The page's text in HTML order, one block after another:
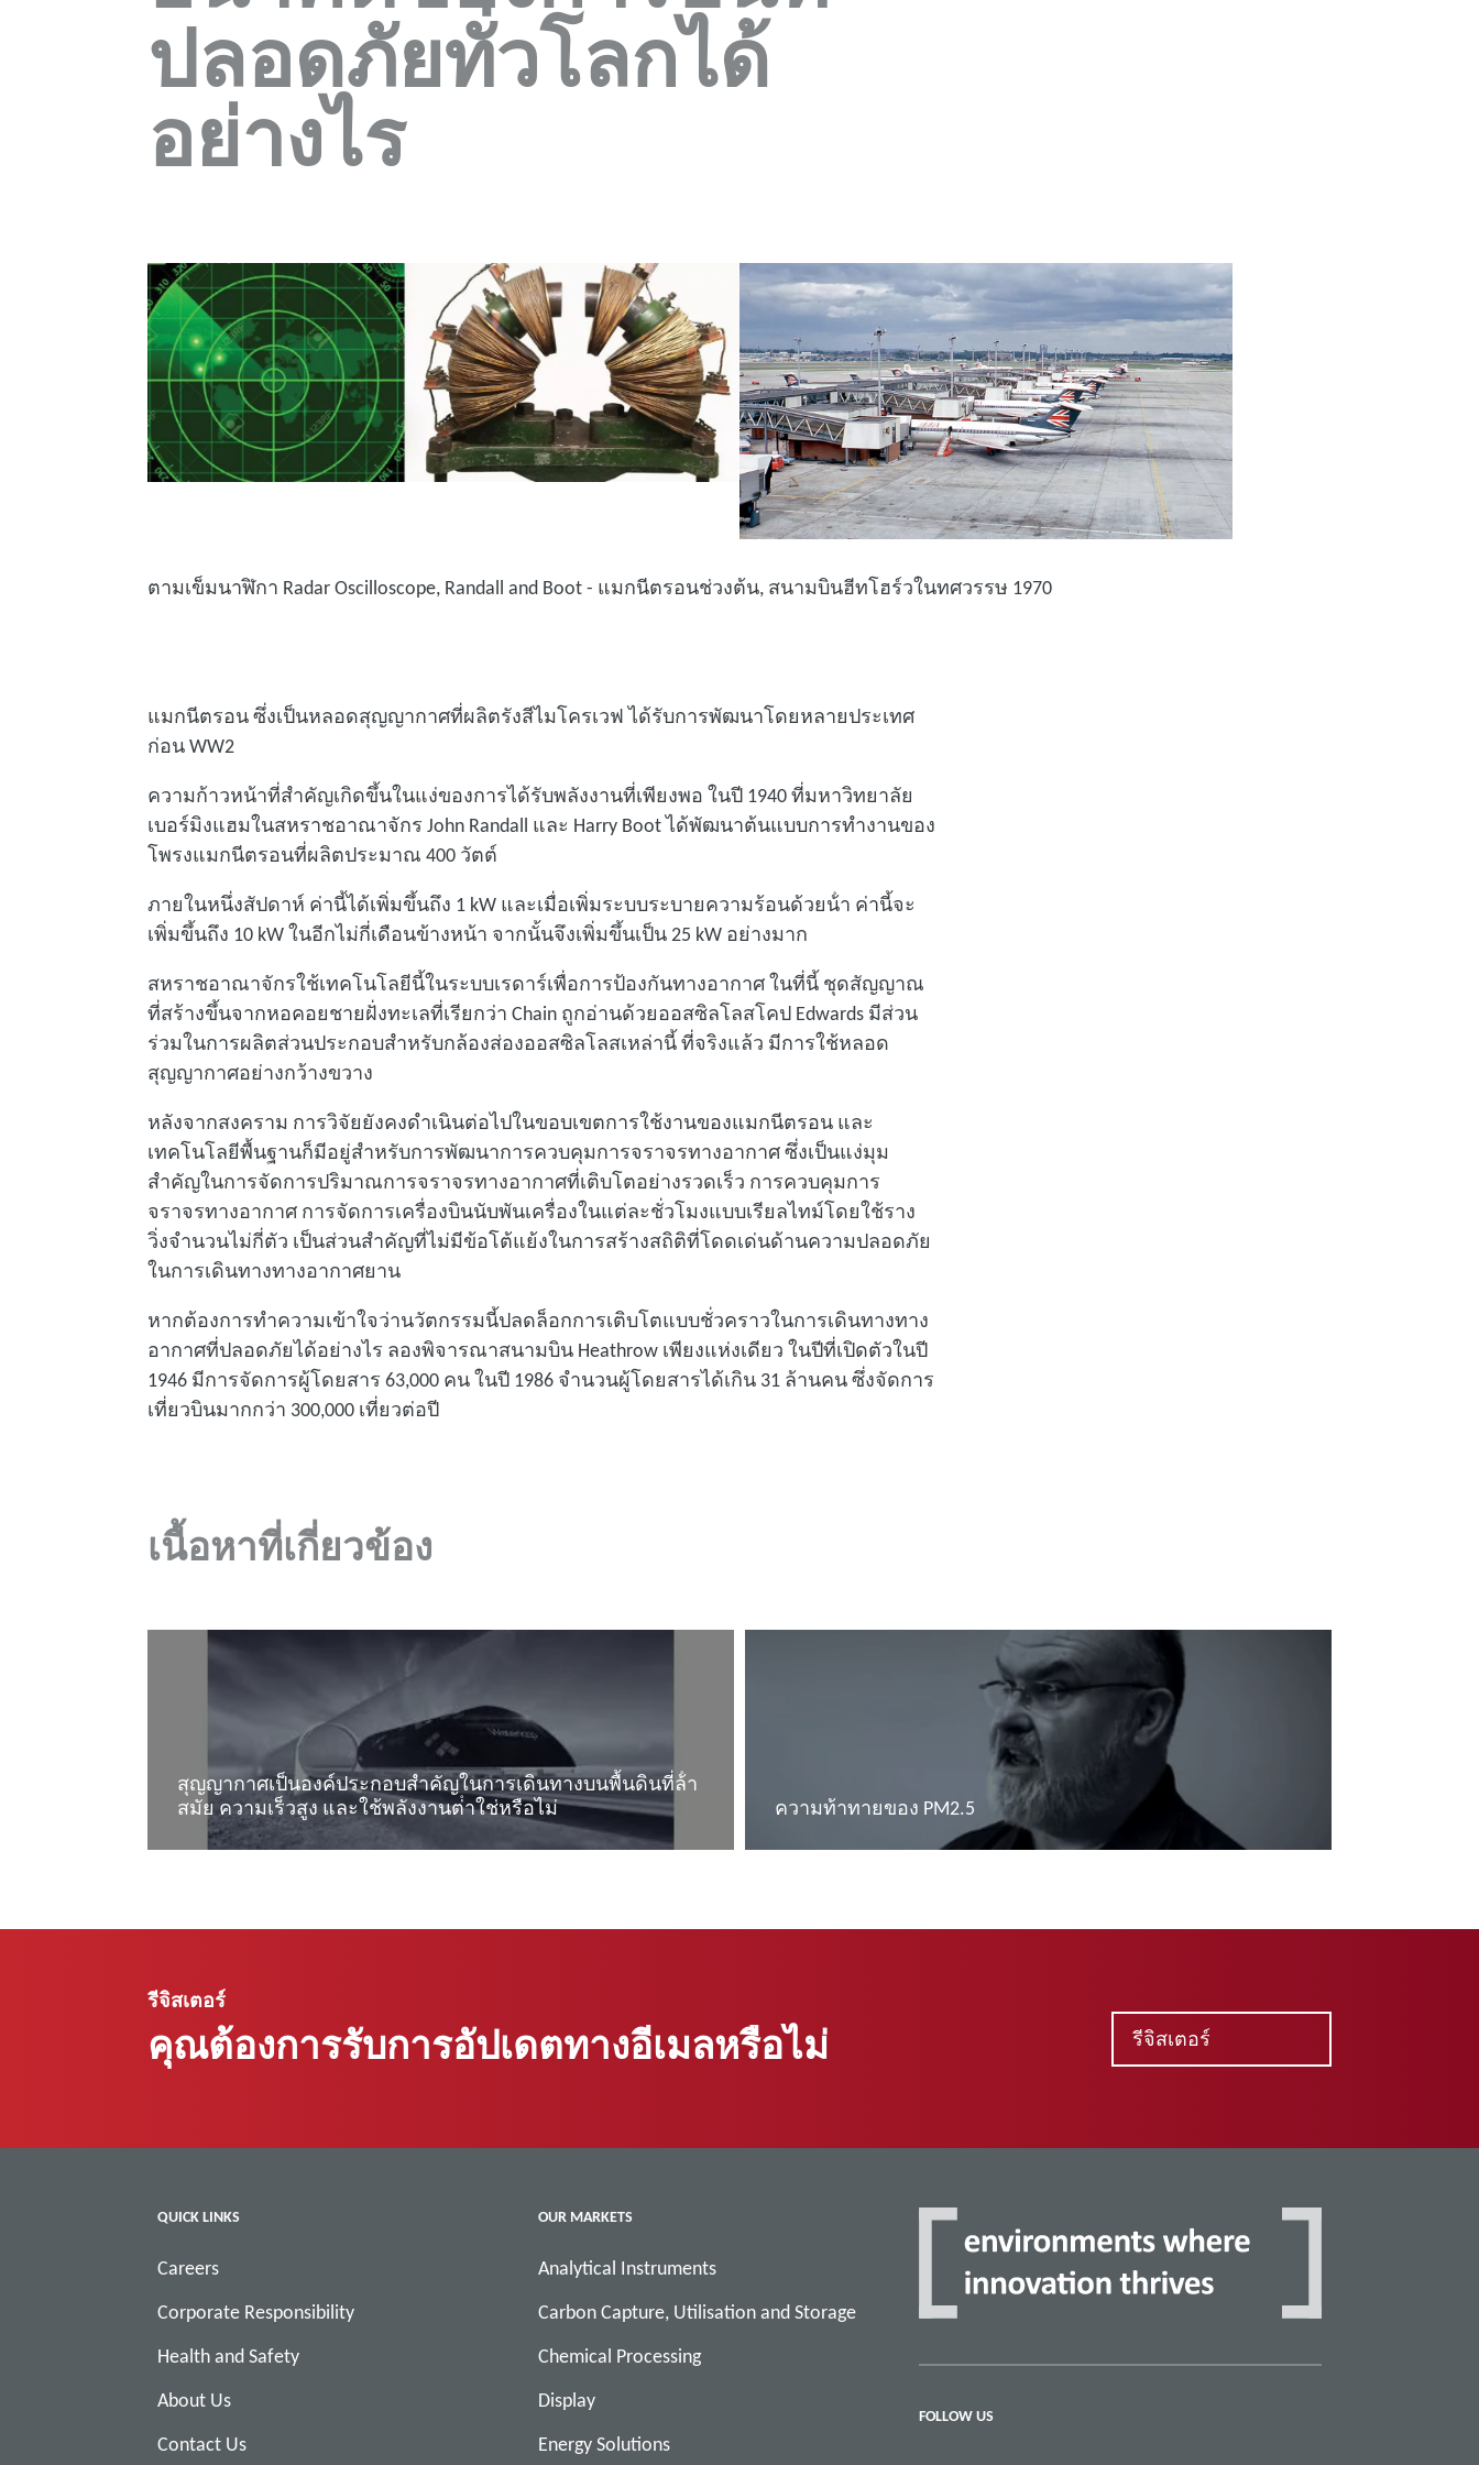
ปลอดภัยทั่วโลกได้
อย่างไร
ตามเข็มนาฬิกา Radar Oscilloscope, Randall and Boot - แมกนีตรอนช่วงต้น, สนามบินฮีทโฮร์วในทศวรรษ 1970
แมกนีตรอน ซึ่งเป็นหลอดสุญญากาศที่ผลิตรังสีไมโครเวฟ ได้รับการพัฒนาโดยหลายประเทศ
ก่อน WW2
ความก้าวหน้าที่สําคัญเกิดขึ้นในแง่ของการได้รับพลังงานที่เพียงพอ ในปี 1940 ที่มหาวิทยาลัย
เบอร์มิงแฮมในสหราชอาณาจักร John Randall และ Harry Boot ได้พัฒนาต้นแบบการทํางานของ
โพรงแมกนีตรอนที่ผลิตประมาณ 400 วัตต์
ภายในหนึ่งสัปดาห์ ค่านี้ได้เพิ่มขึ้นถึง 1 kW และเมื่อเพิ่มระบบระบายความร้อนด้วยน้ํา ค่านี้จะ
เพิ่มขึ้นถึง 10 kW ในอีกไม่กี่เดือนข้างหน้า จากนั้นจึงเพิ่มขึ้นเป็น 25 kW อย่างมาก
สหราชอาณาจักรใช้เทคโนโลยีนี้ในระบบเรดาร์เพื่อการป้องกันทางอากาศ ในที่นี้ ชุดสัญญาณ
ที่สร้างขึ้นจากหอคอยชายฝั่งทะเลที่เรียกว่า Chain ถูกอ่านด้วยออสซิลโลสโคป Edwards มีส่วน
ร่วมในการผลิตส่วนประกอบสําหรับกล้องส่องออสซิลโลสเหล่านี้ ที่จริงแล้ว มีการใช้หลอด
สุญญากาศอย่างกว้างขวาง
หลังจากสงคราม การวิจัยยังคงดําเนินต่อไปในขอบเขตการใช้งานของแมกนีตรอน และ
เทคโนโลยีพื้นฐานก็มีอยู่สําหรับการพัฒนาการควบคุมการจราจรทางอากาศ ซึ่งเป็นแง่มุม
สําคัญในการจัดการปริมาณการจราจรทางอากาศที่เติบโตอย่างรวดเร็ว การควบคุมการ
จราจรทางอากาศ การจัดการเครื่องบินนับพันเครื่องในแต่ละชั่วโมงแบบเรียลไทม์โดยใช้ราง
วิ่งจํานวนไม่กี่ตัว เป็นส่วนสําคัญที่ไม่มีข้อโต้แย้งในการสร้างสถิติที่โดดเด่นด้านความปลอดภัย
ในการเดินทางทางอากาศยาน
หากต้องการทําความเข้าใจว่านวัตกรรมนี้ปลดล็อกการเติบโตแบบชั่วคราวในการเดินทางทาง
อากาศที่ปลอดภัยได้อย่างไร ลองพิจารณาสนามบิน Heathrow เพียงแห่งเดียว ในปีที่เปิดตัวในปี
1946 มีการจัดการผู้โดยสาร 63,000 คน ในปี 1986 จํานวนผู้โดยสารได้เกิน 31 ล้านคน ซึ่งจัดการ
เที่ยวบินมากกว่า 300,000 เที่ยวต่อปี
เนื้อหาที่เกี่ยวข้อง
สุญญากาศเป็นองค์ประกอบสําคัญในการเดินทางบนพื้นดินที่ล้ํา
สมัย ความเร็วสูง และใช้พลังงานต่ําใช่หรือไม่
ความท้าทายของ PM2.5
รีจิสเตอร์
คุณต้องการรับการอัปเดตทางอีเมลหรือไม่ รีจิสเตอร์
QUICK LINKS
Careers
Corporate Responsibility
Health and Safety
About Us
Contact Us
OUR MARKETS
Analytical Instruments
Carbon Capture, Utilisation and Storage
Chemical Processing
Display
Energy Solutions
FOLLOW US